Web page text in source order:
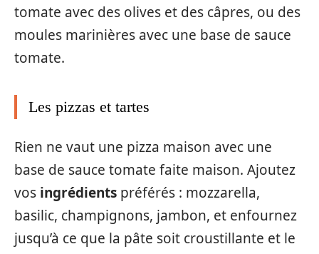
tomate avec des olives et des câpres, ou des
moules marinières avec une base de sauce
tomate.
Les pizzas et tartes
Rien ne vaut une pizza maison avec une
base de sauce tomate faite maison. Ajoutez
vos ingrédients préférés : mozzarella,
basilic, champignons, jambon, et enfournez
jusqu’à ce que la pâte soit croustillante et le